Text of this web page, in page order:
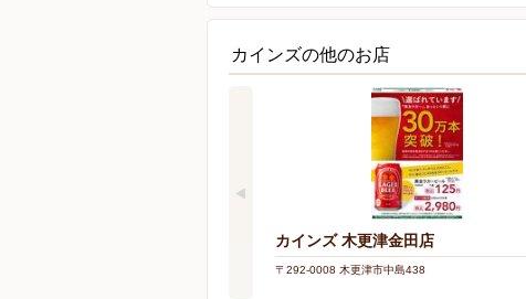
カインズの他のお店
カインズ 木更津金田店
〒292-0008 木更津市中島438